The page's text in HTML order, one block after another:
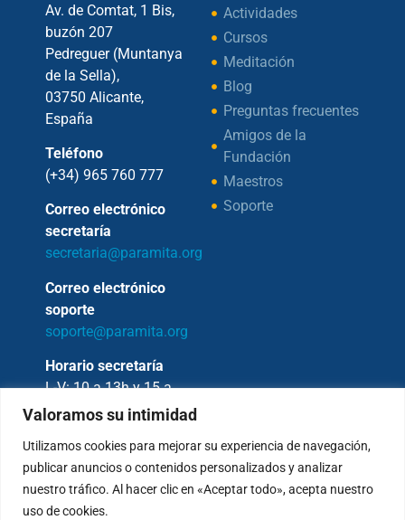
Valoramos su intimidad
Utilizamos cookies para mejorar su experiencia de navegación,
publicar anuncios o contenidos personalizados y analizar
nuestro tráfico. Al hacer clic en «Aceptar todo», acepta nuestro
uso de cookies.
Av. de Comtat, 1 Bis,
buzón 207
Pedreguer (Muntanya
de la Sella),
03750 Alicante,
España
Teléfono
(+34) 965 760 777
Correo electrónico
secretaría
secretaria@paramita.org
Correo electrónico
soporte
soporte@paramita.org
Horario secretaría
L-V: 10 a 13h y 15 a
17h
Actividades
Cursos
Meditación
Blog
Preguntas frecuentes
Amigos de la
Fundación
Maestros
Soporte
Copyright © 2026 – Fundación Sakya –